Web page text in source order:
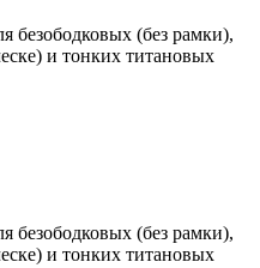
безободковых (без рамки),
и тонких титановых
безободковых (без рамки),
и тонких титановых